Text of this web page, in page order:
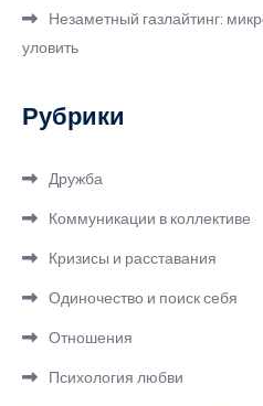
Незаметный газлайтинг:
уловить
Рубрики
Дружба
Коммуникации в коллективе
Кризисы и расставания
Одиночество и поиск себя
Отношения
Психология любви